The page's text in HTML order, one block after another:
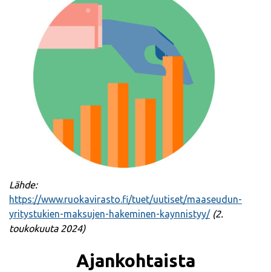
Lähde:
https://www.ruokavirasto.fi/tuet/uutiset/maaseudun-
yritystukien-maksujen-hakeminen-kaynnistyy/ (2.
toukokuuta 2024)
Ajankohtaista